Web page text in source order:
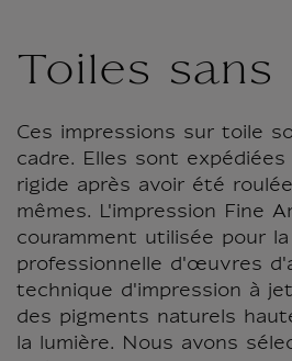
Toiles sans
Ces impressions sur toile
cadre. Elles sont
rigide après avoir été
mêmes. L'impression Fine
couramment utilisée pour
professionnelle d'œuvres
technique d'impression à
des pigments naturels
la lumière. Nous avons